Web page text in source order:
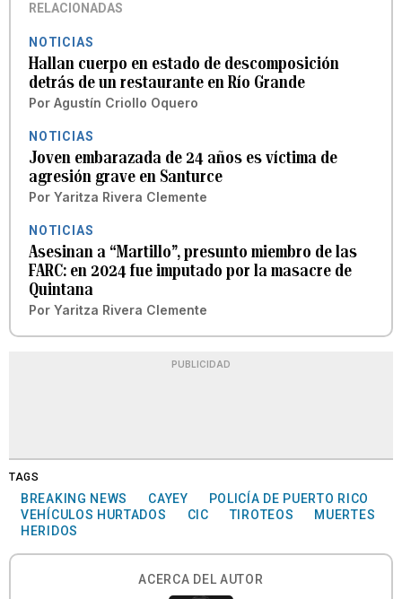
RELACIONADAS
NOTICIAS
Hallan cuerpo en estado de descomposición
detrás de un restaurante en Río Grande
Por Agustín Criollo Oquero
NOTICIAS
Joven embarazada de 24 años es víctima de
agresión grave en Santurce
Por Yaritza Rivera Clemente
NOTICIAS
Asesinan a “Martillo”, presunto miembro de las
FARC: en 2024 fue imputado por la masacre de
Quintana
Por Yaritza Rivera Clemente
PUBLICIDAD
TAGS
BREAKING NEWS CAYEY
POLICÍA DE PUERTO RICO
VEHÍCULOS HURTADOS
CIC TIROTEOS
MUERTES
HERIDOS
ACERCA DEL AUTOR